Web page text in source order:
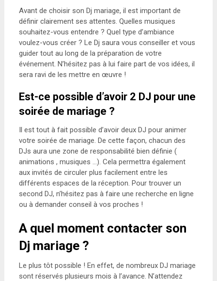
Avant de choisir son Dj mariage, il est important de
définir clairement ses attentes. Quelles musiques
souhaitez-vous entendre ? Quel type d’ambiance
voulez-vous créer ? Le Dj saura vous conseiller et vous
guider tout au long de la préparation de votre
événement. N’hésitez pas à lui faire part de vos idées, il
sera ravi de les mettre en œuvre !
Est-ce possible d’avoir 2 DJ pour une
soirée de mariage ?
Il est tout à fait possible d’avoir deux DJ pour animer
votre soirée de mariage. De cette façon, chacun des
DJs aura une zone de responsabilité bien définie (
animations , musiques …). Cela permettra également
aux invités de circuler plus facilement entre les
différents espaces de la réception. Pour trouver un
second DJ, n’hésitez pas à faire une recherche en ligne
ou à demander conseil à vos proches !
A quel moment contacter son
Dj mariage ?
Le plus tôt possible ! En effet, de nombreux DJ mariage
sont réservés plusieurs mois à l’avance. N’attendez